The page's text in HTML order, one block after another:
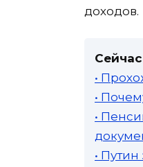
доходов.
•
•
•
•